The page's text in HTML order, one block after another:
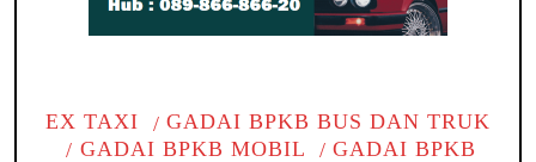
EX TAXI
GADAI BPKB BUS DAN TRUK
GADAI BPKB MOBIL
GADAI BPKB